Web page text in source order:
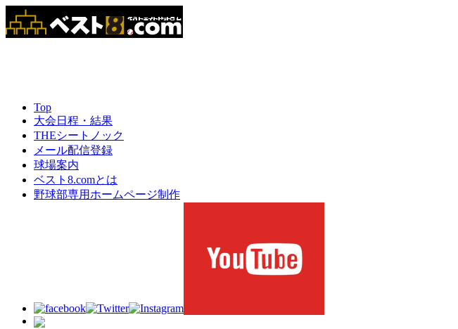
Top
大会日程・結果
THEシートノック
メール配信登録
球場案内
ベスト8.comとは
野球部専用ホームページ制作